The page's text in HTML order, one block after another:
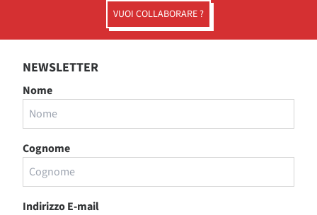
VUOI COLLABORARE ?
NEWSLETTER
Nome
Cognome
Indirizzo E-mail